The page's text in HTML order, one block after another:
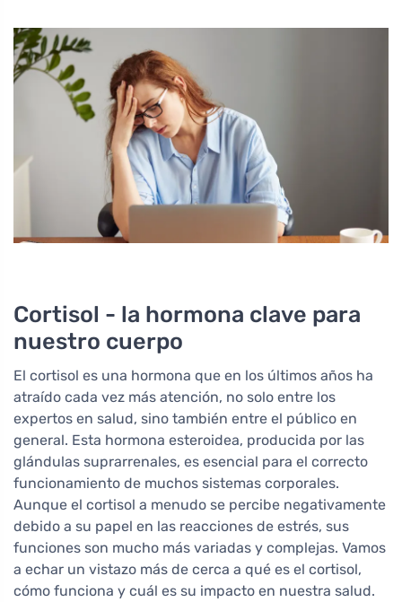
Cortisol - la hormona clave para
nuestro cuerpo
El cortisol es una hormona que en los últimos años ha
atraído cada vez más atención, no solo entre los
expertos en salud, sino también entre el público en
general. Esta hormona esteroidea, producida por las
glándulas suprarrenales, es esencial para el correcto
funcionamiento de muchos sistemas corporales.
Aunque el cortisol a menudo se percibe negativamente
debido a su papel en las reacciones de estrés, sus
funciones son mucho más variadas y complejas. Vamos
a echar un vistazo más de cerca a qué es el cortisol,
cómo funciona y cuál es su impacto en nuestra salud.